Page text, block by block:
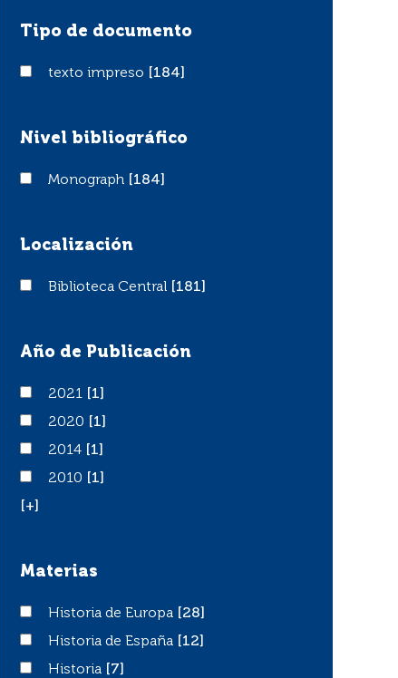
Tipo de documento
texto impreso
texto impreso [184]
Nivel bibliográfico
Monograph
Monograph [184]
Localización
Biblioteca Central
Biblioteca Central [181]
Año de Publicación
20212021
[1]
20202020
[1]
20142014
[1]
20102010
[1]
[+]
Materias
Historia de Europa
Historia de Europa
[28]
Historia de España
Historia de España
[12]
HistoriaHistoria
[7]